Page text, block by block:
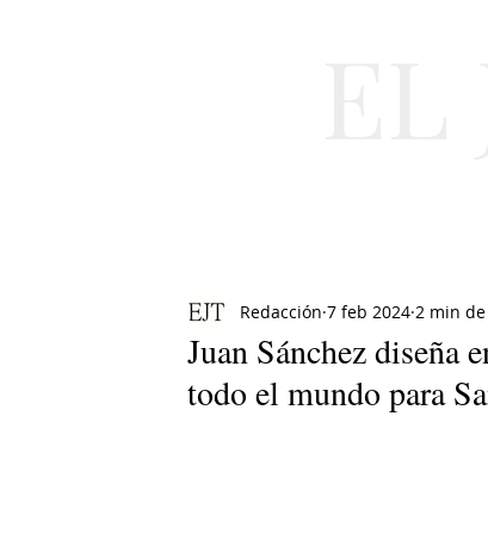
Juan Sánchez diseña
todo el mundo para
Redacción 7 feb 2024 2 min